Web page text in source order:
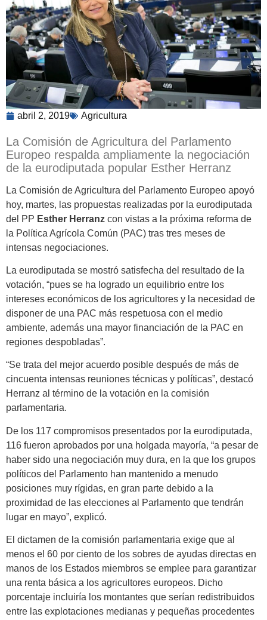
abril 2, 2019 Agricultura
La Comisión de Agricultura del Parlamento
Europeo respalda ampliamente la negociación
de la eurodiputada popular Esther Herranz
La Comisión de Agricultura del Parlamento Europeo apoyó
hoy, martes, las propuestas realizadas por la eurodiputada
del PP Esther Herranz con vistas a la próxima reforma de
la Política Agrícola Común (PAC) tras tres meses de
intensas negociaciones.
La eurodiputada se mostró satisfecha del resultado de la
votación, “pues se ha logrado un equilibrio entre los
intereses económicos de los agricultores y la necesidad de
disponer de una PAC más respetuosa con el medio
ambiente, además una mayor financiación de la PAC en
regiones despobladas”.
“Se trata del mejor acuerdo posible después de más de
cincuenta intensas reuniones técnicas y políticas”, destacó
Herranz al término de la votación en la comisión
parlamentaria.
De los 117 compromisos presentados por la eurodiputada,
116 fueron aprobados por una holgada mayoría, “a pesar de
haber sido una negociación muy dura, en la que los grupos
políticos del Parlamento han mantenido a menudo
posiciones muy rígidas, en gran parte debido a la
proximidad de las elecciones al Parlamento que tendrán
lugar en mayo”, explicó.
El dictamen de la comisión parlamentaria exige que al
menos el 60 por ciento de los sobres de ayudas directas en
manos de los Estados miembros se emplee para garantizar
una renta básica a los agricultores europeos. Dicho
porcentaje incluiría los montantes que serían redistribuidos
entre las explotaciones medianas y pequeñas procedentes